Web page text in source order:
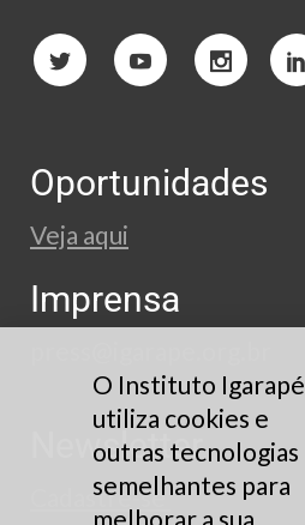
Oportunidades
Veja aqui
Imprensa
Newsletter
Cadastre-se
O Instituto Igarapé
utiliza cookies e
outras tecnologias
semelhantes para
melhorar a sua